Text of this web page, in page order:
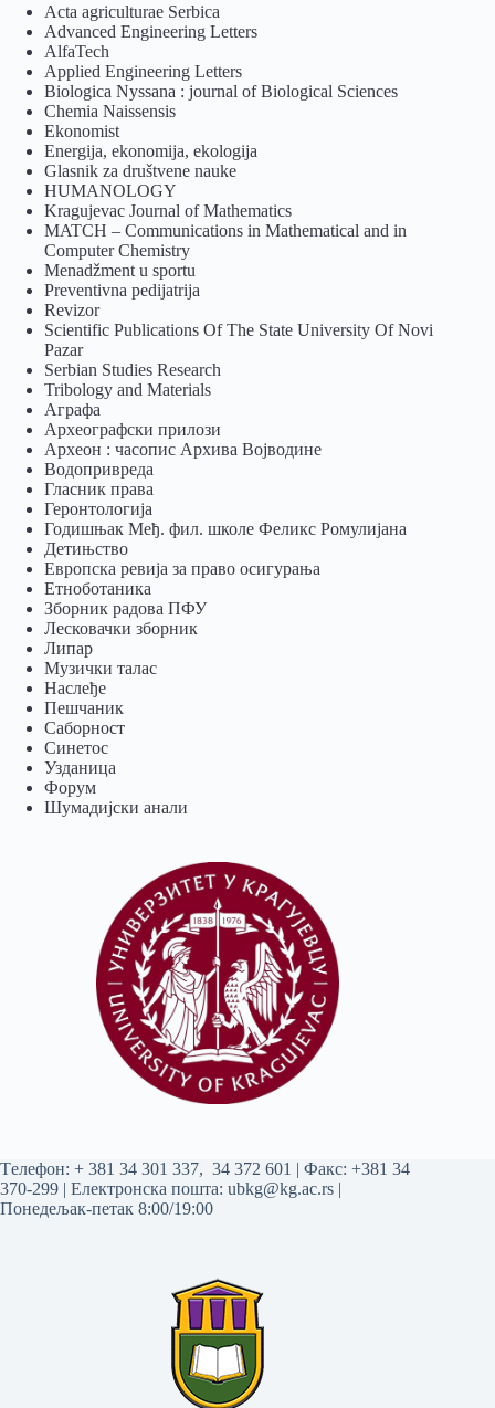
Acta agriculturae Serbica
Advanced Engineering Letters
AlfaTech
Applied Engineering Letters
Biologica Nyssana : journal of Biological Sciences
Chemia Naissensis
Ekonomist
Energija, ekonomija, ekologija
Glasnik za društvene nauke
HUMANOLOGY
Kragujevac Journal of Mathematics
MATCH – Communications in Mathematical and in
Computer Chemistry
Menadžment u sportu
Preventivna pedijatrija
Revizor
Scientific Publications Of The State University Of Novi
Pazar
Serbian Studies Research
Tribology and Materials
Аграфа
Археографски прилози
Археон : часопис Архива Војводине
Водопривреда
Гласник права
Геронтологија
Годишњак Међ. фил. школе Феликс Ромулијана
Детињство
Европска ревија за право осигурања
Eтноботаника
Зборник радова ПФУ
Лесковачки зборник
Липар
Музички талас
Наслеђе
Пешчаник
Саборност
Синетос
Узданица
Форум
Шумадијски анали
Tелефон: + 381 34 301 337, 34 372 601
| Факс: +381 34
370-299 | Електронска пошта: ubkg@kg.ac.rs
Понедељак-петак 8:00/19:00